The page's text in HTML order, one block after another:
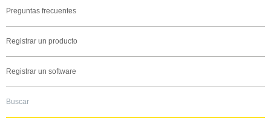
Preguntas frecuentes
Registrar un producto
Registrar un software
Buscar